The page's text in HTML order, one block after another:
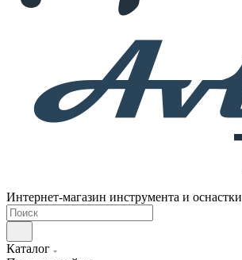
Интернет-магазин инструмента и оснастки
Каталог